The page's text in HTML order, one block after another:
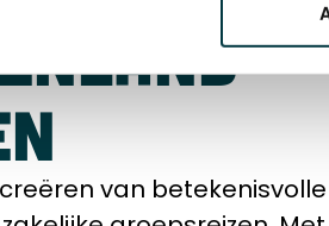
van betekenisvolle